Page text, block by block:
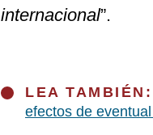
internacional”.
LEA TAMBIÉN:
efectos de